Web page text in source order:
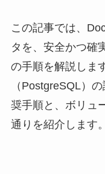
この記事では、
タを、安全かつ確
の手順を解説しま
（PostgreSQL）
奨手順と、ボリュ
通りを紹介します。